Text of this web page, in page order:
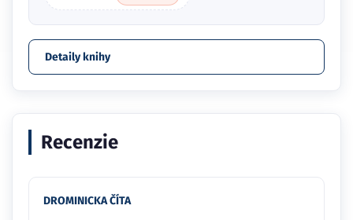
Detaily knihy
Recenzie
DROMINICKA ČÍTA